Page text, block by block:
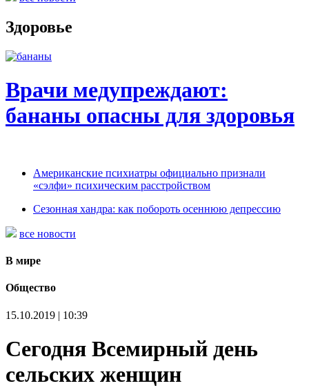
Здоровье
Врачи медупреждают:
бананы опасны для здоровья
Американские психиатры официально признали
«сэлфи» психическим расстройством
Сезонная хандра: как побороть осеннюю депрессию
все новости
В мире
Общество
15.10.2019 | 10:39
Сегодня Всемирный день
сельских женщин